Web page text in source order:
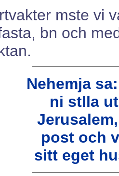
mste vi
bn och
Nehemja
ni stlla
post och
sitt eget